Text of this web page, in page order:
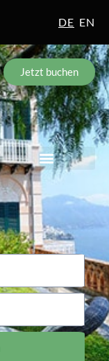
DE EN
Jetzt buchen